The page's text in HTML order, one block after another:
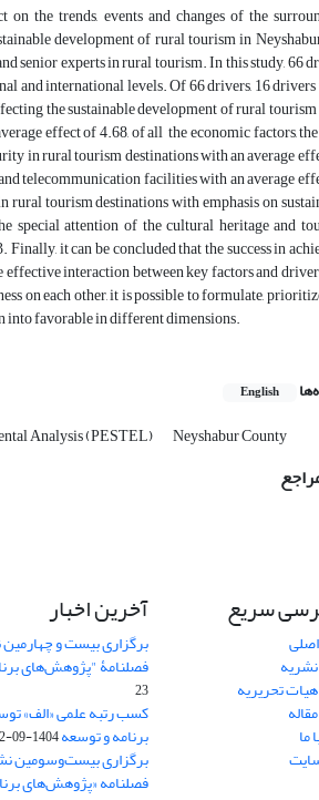
the trends, events and changes of the
development of rural tourism in
senior experts in rural tourism. In this study, 66
and international levels. Of 66 drivers, 16
the sustainable development of rural
effect of 4.68, of all the economic factors,
in rural tourism destinations with an average
telecommunication facilities with an average
tourism destinations with emphasis on
special attention of the cultural heritage and
it can be concluded that the success in
interaction between key factors and
on each other, it is possible to formulate,
into favorable in different dimensions.
English
Analysis (PESTEL) Neyshabur County
سریع
تحریریه
ما
آخرین اخبار
برگزاری بیست و
فصلنامۀ "پژوهش‌های
23
کسب رتبه علمی «الف»
برنامه و توسعه1404-09-22
برگزاری بیست‌وسومین
فصلنامه «پژوهش‌های